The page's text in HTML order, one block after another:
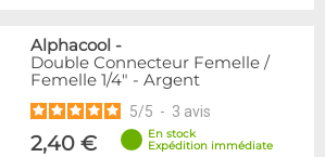
Alphacool -
Double Connecteur Femelle /
Femelle 1/4" - Argent
5/5 - 3 avis
2,40 €
En stock
Expédition immédiate